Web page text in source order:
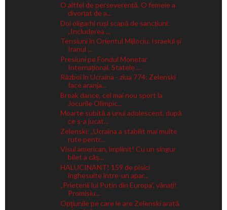
O altfel de perseverență. O femeie a
divorțat de a...
Doi oligarhi ruși scapă de sancțiuni:
„Includerea ...
Tensiuni în Orientul Mijlociu. Israelul și
Iranul ...
Presiuni pe Fondul Monetar
Internațional. Statele ...
Război în Ucraina - ziua 774: Zelenski
face aranja...
Break dance, cel mai nou sport la
Jocurile Olimpic...
Moarte subită a unui adolescent, după
ce s-a jucat...
Zelenski: „Ucraina a stabilit mai multe
rute pentr...
Visul american, împlinit! Cu un singur
bilet a câș...
HALUCINANT! 159 de pisici
înghesuite între-un apar...
„Prietenii lui Putin din Europa”, vânați!
Promisiu...
Opţiunile pe care le are Zelenski arată